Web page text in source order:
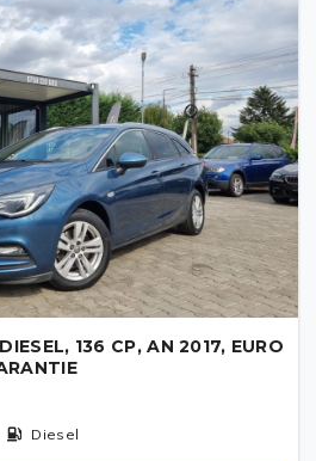
136 CP, AN 2017, EURO
Diesel